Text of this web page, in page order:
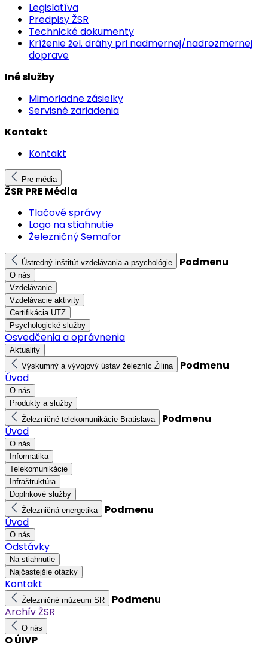
Legislatíva
Predpisy ŽSR
Technické dokumenty
Kríženie žel. dráhy pri nadmernej/nadrozmernej
doprave
Iné služby
Mimoriadne zásielky
Servisné zariadenia
Kontakt
Kontakt
Pre média
ŽSR PRE Média
Tlačové správy
Logo na stiahnutie
Železničný Semafor
Ústredný inštitút vzdelávania a psychológie Podmenu
O nás
Vzdelávanie
Vzdelávacie aktivity
Certifikácia UTZ
Psychologické služby
Osvedčenia a oprávnenia
Aktuality
Výskumný a vývojový ústav železníc Žilina
Podmenu
Úvod
O nás
Produkty a služby
Železničné telekomunikácie Bratislava
Podmenu
Úvod
O nás
Informatika
Telekomunikácie
Infraštruktúra
Doplnkové služby
Železničná energetika
Podmenu
Úvod
O nás
Odstávky
Na stiahnutie
Najčastejšie otázky
Kontakt
Železničné múzeum SR
Podmenu
Archív ŽSR
O nás
O ÚIVP